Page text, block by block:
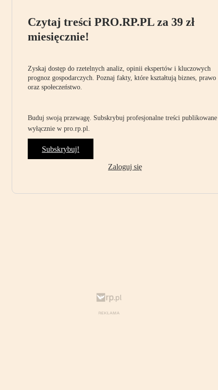
Czytaj treści PRO.RP.PL za 39 zł
miesięcznie!
Zyskaj dostęp do rzetelnych analiz, opinii ekspertów i kluczowych
prognoz gospodarczych. Poznaj fakty, które kształtują biznes, prawo
oraz społeczeństwo.
Buduj swoją przewagę. Subskrybuj profesjonalne treści publikowane
wyłącznie w pro.rp.pl.
Subskrybuj!
Zaloguj się